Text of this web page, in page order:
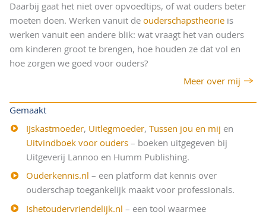
Daarbij gaat het niet over opvoedtips, of wat ouders beter
moeten doen. Werken vanuit de ouderschapstheorie is
werken vanuit een andere blik: wat vraagt het van ouders
om kinderen groot te brengen, hoe houden ze dat vol en
hoe zorgen we goed voor ouders?
Meer over mij
Gemaakt
IJskastmoeder, Uitlegmoeder, Tussen jou en mij en
Uitvindboek voor ouders– boeken uitgegeven bij
Uitgeverij Lannoo en Humm Publishing.
Ouderkennis.nl – een platform dat kennis over
ouderschap toegankelijk maakt voor professionals.
Ishetoudervriendelijk.nl – een tool waarmee